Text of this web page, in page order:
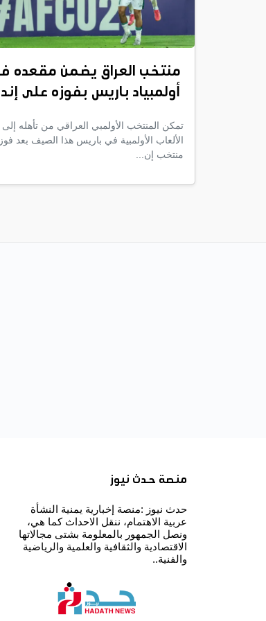
منتخب العراق يضمن مقعده
أولمبياد باريس بفوزه على
تمكن المنتخب الأولمبي العراقي من تأهله
الألعاب الأولمبية في باريس هذا الصيف بعد
منتخب إن...
منصة حدث نيوز
حدث نيوز :منصة إخبارية يمنية النشأة
عربية الاهتمام، ننقل الاحداث كما هي،
ونصل الجمهور بالمعلومة بشتى مجالاتها
الاقتصادية والثقافية والعلمية والرياضية
والفنية..